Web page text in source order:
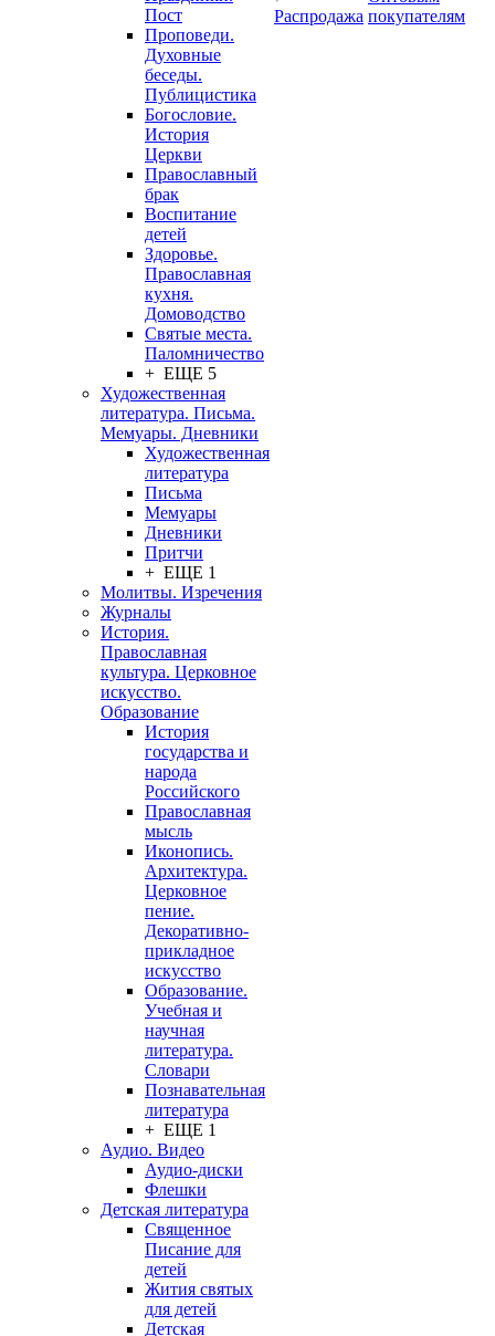
Пост
Проповеди.
Духовные
беседы.
Публицистика
Богословие.
История
Церкви
Православный
брак
Воспитание
детей
Здоровье.
Православная
кухня.
Домоводство
Святые места.
Паломничество
+ ЕЩЕ 5
Художественная
литература. Письма.
Мемуары. Дневники
Художественная
литература
Письма
Мемуары
Дневники
Притчи
+ ЕЩЕ 1
Молитвы. Изречения
Журналы
История.
Православная
культура. Церковное
искусство.
Образование
История
государства и
народа
Российского
Православная
мысль
Иконопись.
Архитектура.
Церковное
пение.
Декоративно-
прикладное
искусство
Образование.
Учебная и
научная
литература.
Словари
Познавательная
литература
+ ЕЩЕ 1
Аудио. Видео
Аудио-диски
Флешки
Детская литература
Священное
Писание для
детей
Жития святых
для детей
Детская
Распродажа покупателям